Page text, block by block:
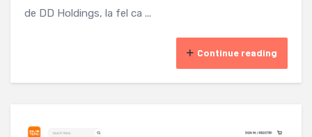
de DD Holdings, la fel ca ...
Continue reading